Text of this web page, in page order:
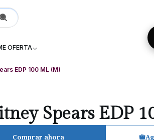
OFERTA
- Providencia +56 9 8881 9171
EDP 100 ML (M)
Spears EDP
Comprar ahora